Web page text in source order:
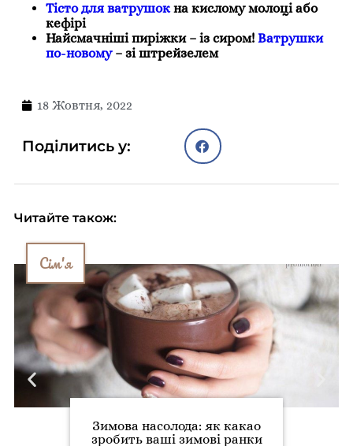
Тісто для ватрушокна кислому молоці або
кефірі
Найсмачніші пиріжки – із сиром! Ватрушки
по-новому– зі штрейзелем
18 Жовтня, 2022
Поділитись у:
Читайте також:
Сім'я
Зимова насолода: як какао
зробить ваші зимові ранки